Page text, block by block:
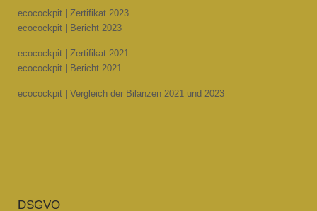
ecocockpit | Zertifikat 2023
ecocockpit | Bericht 2023
ecocockpit | Zertifikat 2021
ecocockpit | Bericht 2021
ecocockpit | Vergleich der Bilanzen 2021 und 2023
DSGVO